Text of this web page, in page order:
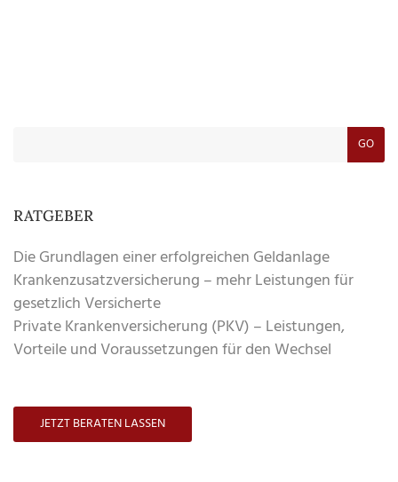
GO
RATGEBER
Die Grundlagen einer erfolgreichen Geldanlage
Krankenzusatzversicherung – mehr Leistungen für
gesetzlich Versicherte
Private Krankenversicherung (PKV) – Leistungen,
Vorteile und Voraussetzungen für den Wechsel
JETZT BERATEN LASSEN